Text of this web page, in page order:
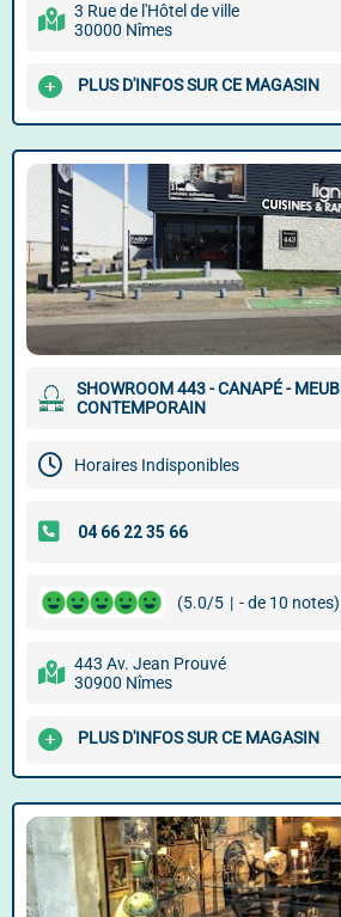
3 Rue de l'Hôtel de ville
30000 Nîmes
PLUS D'INFOS SUR CE MAGASIN
SHOWROOM 443 - CANAPÉ -
CONTEMPORAIN
Horaires Indisponibles
(5.0/5 | - de 10 notes)
443 Av. Jean Prouvé
30900 Nîmes
PLUS D'INFOS SUR CE MAGASIN